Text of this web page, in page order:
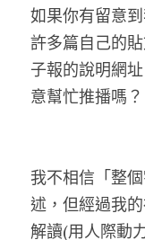
如果你有留意
許多篇自己的
子報的說明網
意幫忙推播嗎？
我不相信「整
述，但經過我
解讀(用人際動